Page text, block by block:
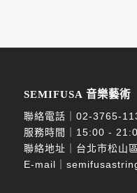
SEMIFUSA 音樂藝術
聯絡電話｜ 02-3765-
服務時間｜15:00 -
聯絡地址｜台北市松山
E-mail｜